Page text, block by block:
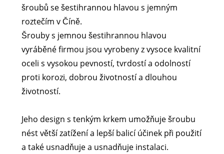
šroubů se šestihrannou hlavou s jemným
roztečím v Číně.
Šrouby s jemnou šestihrannou hlavou
vyráběné firmou jsou vyrobeny z vysoce kvalitní
oceli s vysokou pevností, tvrdostí a odolností
proti korozi, dobrou životností a dlouhou
životností.
Jeho design s tenkým krkem umožňuje šroubu
nést větší zatížení a lepší balicí účinek při použití
a také usnadňuje a usnadňuje instalaci.